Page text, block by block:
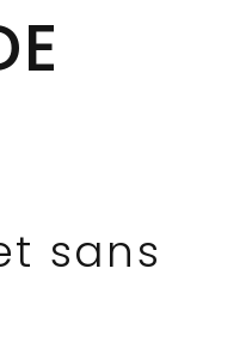
sans